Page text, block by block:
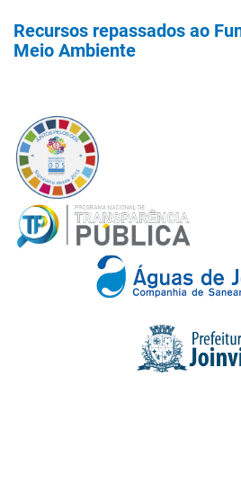
Recursos repassados ao
Meio Ambiente